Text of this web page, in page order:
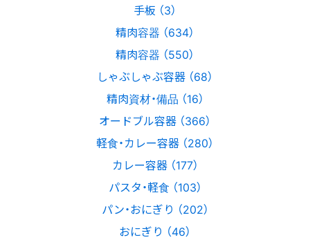
手板 （3）
精肉容器 （634）
精肉容器 （550）
しゃぶしゃぶ容器 （68）
精肉資材・備品 （16）
オードブル容器 （366）
軽食・カレー容器 （280）
カレー容器 （177）
パスタ・軽食 （103）
パン・おにぎり （202）
おにぎり （46）